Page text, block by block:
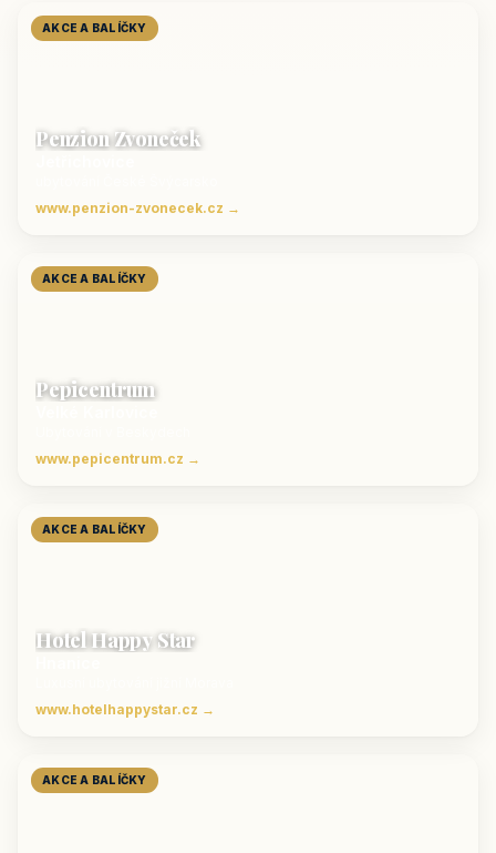
AKCE A BALÍČKY
Penzion Zvoneček
www.penzion-zvonecek.cz →
AKCE A BALÍČKY
Pepicentrum
www.pepicentrum.cz →
AKCE A BALÍČKY
Hotel Happy Star
www.hotelhappystar.cz →
AKCE A BALÍČKY